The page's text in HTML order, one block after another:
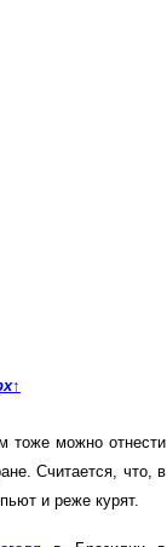
↑
тоже можно отнести
Считается, что, в
и реже курят.